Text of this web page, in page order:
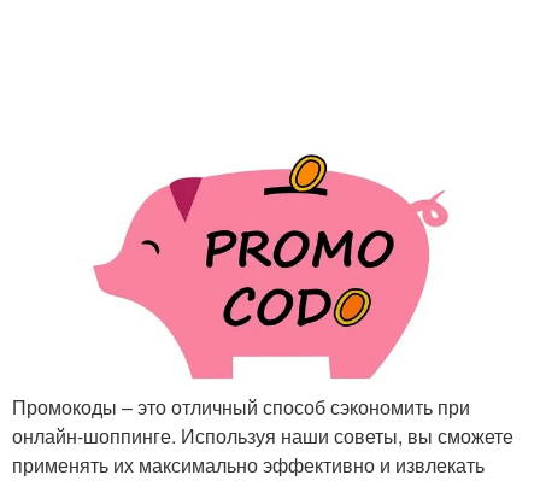
Промокоды – это отличный способ сэкономить при
онлайн-шоппинге. Используя наши советы, вы сможете
применять их максимально эффективно и извлекать